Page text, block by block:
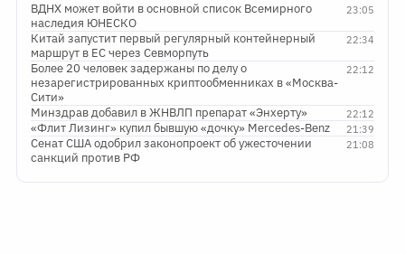
23:05
ВДНХ может войти в основной список Всемирного
наследия ЮНЕСКО
22:34
Китай запустит первый регулярный контейнерный
маршрут в ЕС через Севморпуть
22:12
Более 20 человек задержаны по делу о
незарегистрированных криптообменниках в «Москва-
Сити»
22:12
Минздрав добавил в ЖНВЛП препарат «Энхерту»
21:39
«Флит Лизинг» купил бывшую «дочку» Mercedes-Benz
21:08
Сенат США одобрил законопроект об ужесточении
санкций против РФ